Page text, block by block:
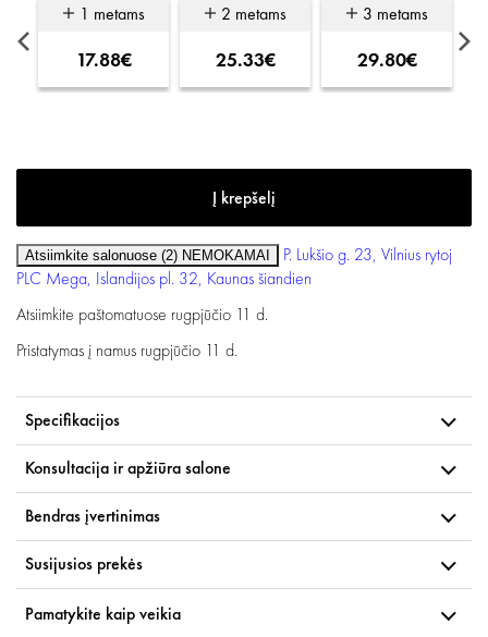
1 metams
17.88€
2 metams
25.33€
3 metams
29.80€
Atsiimkite salonuose (2) NEMOKAMAI P. Lukšio g. 23, Vilnius rytoj
PLC Mega, Islandijos pl. 32, Kaunasšiandien
Atsiimkite paštomatuose rugpjūčio 11 d.
Pristatymas į namus rugpjūčio 11 d.
Specifikacijos
Konsultacija ir apžiūra salone
Bendras įvertinimas
Susijusios prekės
Pamatykite kaip veikia